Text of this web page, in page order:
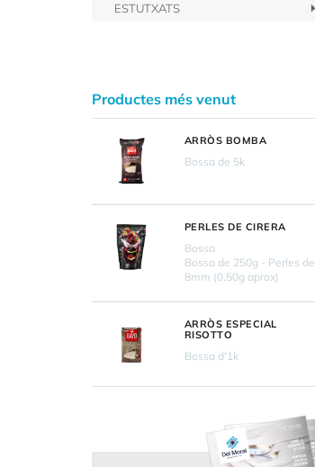
ESTUTXATS
Productes més venut
ARRÒS BOMBA
Bossa de 5k
PERLES DE CIRERA
Bossa
Bossa de 250g - Perles de
8mm (0,50g aprox)
ARRÒS ESPECIAL
RISOTTO
Bossa d'1k